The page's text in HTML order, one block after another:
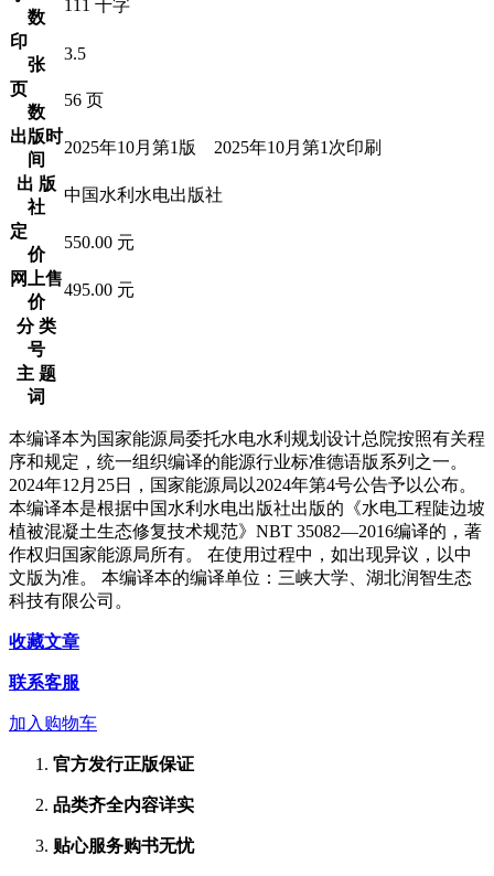
数
111 千字
印
张
3.5
页
数
56 页
出版时
间
2025年10月第1版 2025年10月第1次印刷
出 版
社
中国水利水电出版社
定
价
550.00 元
网上售
价
495.00 元
分 类
号
主 题
词
本编译本为国家能源局委托水电水利规划设计总院按照有关程
序和规定，统一组织编译的能源行业标准德语版系列之一。
2024年12月25日，国家能源局以2024年第4号公告予以公布。
本编译本是根据中国水利水电出版社出版的《水电工程陡边坡
植被混凝土生态修复技术规范》NBT 35082—2016编译的，著
作权归国家能源局所有。 在使用过程中，如出现异议，以中
文版为准。 本编译本的编译单位：三峡大学、湖北润智生态
科技有限公司。
收藏文章
联系客服
加入购物车
官方发行正版保证
品类齐全内容详实
贴心服务购书无忧